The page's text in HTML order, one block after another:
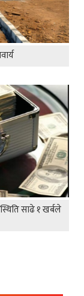
स्थिति साढे १ खर्बले